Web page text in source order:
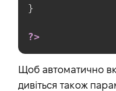
}
?>
Щоб автоматично
дивіться також